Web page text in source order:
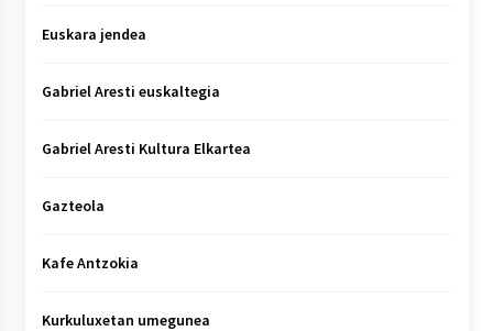
Euskara jendea
Gabriel Aresti euskaltegia
Gabriel Aresti Kultura Elkartea
Gazteola
Kafe Antzokia
Kurkuluxetan umegunea